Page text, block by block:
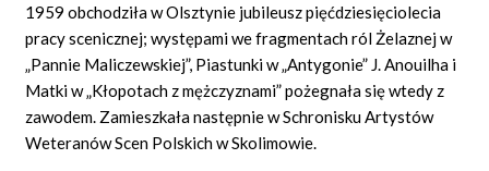
1959 obchodziła w Olsztynie jubileusz pięćdziesięciolecia
pracy scenicznej; występami we fragmentach ról Żelaznej w
„Pannie Maliczewskiej”, Piastunki w „Antygonie” J. Anouilha i
Matki w „Kłopotach z mężczyznami” pożegnała się wtedy z
zawodem. Zamieszkała następnie w Schronisku Artystów
Weteranów Scen Polskich w Skolimowie.